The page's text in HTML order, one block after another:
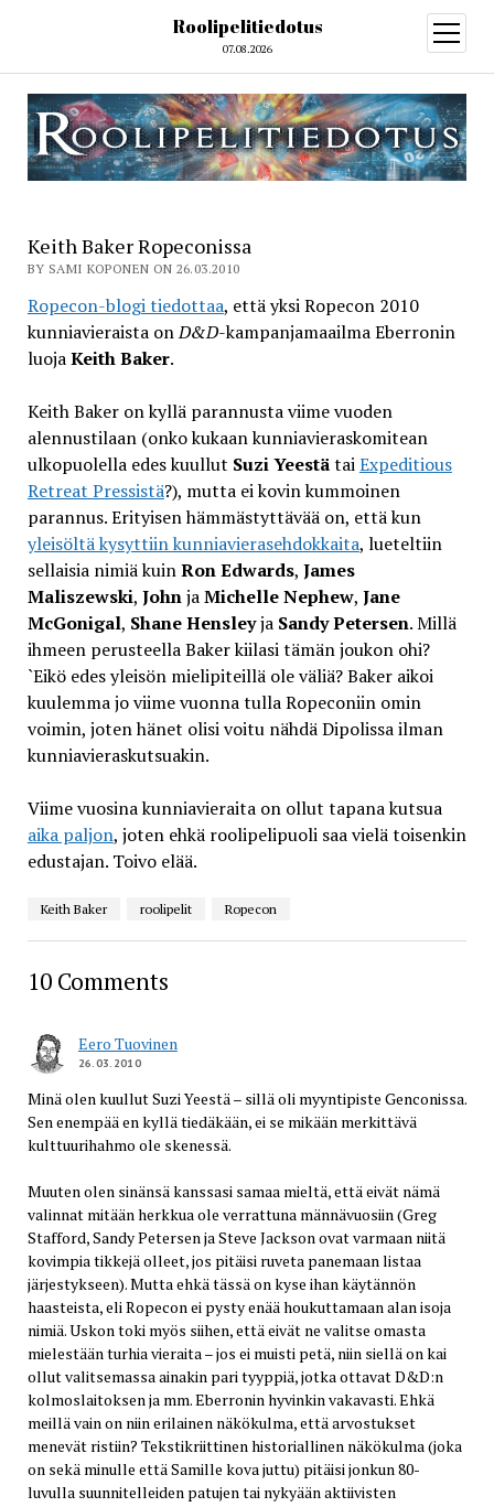
Roolipelitiedotus
07.08.2026
open
menu
Keith Baker Ropeconissa
BY SAMI KOPONEN ON 26.03.2010
Ropecon-blogi tiedottaa, että yksi Ropecon 2010
kunniavieraista onD&D-kampanjamaailma Eberronin
luojaKeith Baker.
Keith Baker on kyllä parannusta viime vuoden
alennustilaan (onko kukaan kunniavieraskomitean
ulkopuolella edes kuullut Suzi YeestätaiExpeditious
Retreat Pressistä?), mutta ei kovin kummoinen
parannus. Erityisen hämmästyttävää on, että kun
yleisöltä kysyttiin kunniavierasehdokkaita, lueteltiin
sellaisia nimiä kuinRon Edwards, James
Maliszewski, JohnjaMichelle Nephew, Jane
McGonigal, Shane Hensleyja Sandy Petersen. Millä
ihmeen perusteella Baker kiilasi tämän joukon ohi?
`Eikö edes yleisön mielipiteillä ole väliä? Baker aikoi
kuulemma jo viime vuonna tulla Ropeconiin omin
voimin, joten hänet olisi voitu nähdä Dipolissa ilman
kunniavieraskutsuakin.
Viime vuosina kunniavieraita on ollut tapana kutsua
aika paljon, joten ehkä roolipelipuoli saa vielä toisenkin
edustajan. Toivo elää.
Keith Baker roolipelit Ropecon
10 Comments
Eero Tuovinen
26.03.2010
Minä olen kuullut Suzi Yeestä – sillä oli myyntipiste Genconissa.
Sen enempää en kyllä tiedäkään, ei se mikään merkittävä
kulttuurihahmo ole skenessä.
Muuten olen sinänsä kanssasi samaa mieltä, että eivät nämä
valinnat mitään herkkua ole verrattuna männävuosiin (Greg
Stafford, Sandy Petersen ja Steve Jackson ovat varmaan niitä
kovimpia tikkejä olleet, jos pitäisi ruveta panemaan listaa
järjestykseen). Mutta ehkä tässä on kyse ihan käytännön
haasteista, eli Ropecon ei pysty enää houkuttamaan alan isoja
nimiä. Uskon toki myös siihen, että eivät ne valitse omasta
mielestään turhia vieraita – jos ei muisti petä, niin siellä on kai
ollut valitsemassa ainakin pari tyyppiä, jotka ottavat D&D:n
kolmoslaitoksen ja mm. Eberronin hyvinkin vakavasti. Ehkä
meillä vain on niin erilainen näkökulma, että arvostukset
menevät ristiin? Tekstikriittinen historiallinen näkökulma (joka
on sekä minulle että Samille kova juttu) pitäisi jonkun 80-
luvulla suunnitelleiden patujen tai nykyään aktiivisten